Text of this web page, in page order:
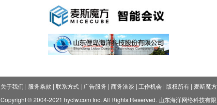
关于我们 | 服务条款 | 联系方式| 广告服务 | 商务洽谈 | 工作机会| 版权所有| 麦斯魔方
Copyright © 2004-2021 hycfw.com Inc. All Rights Reserved. 山东海洋网络科技有限